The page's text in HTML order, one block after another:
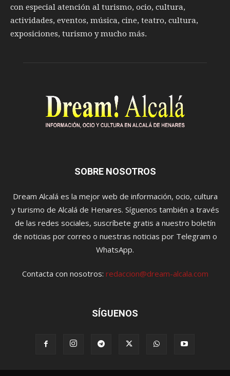
con especial atención al turismo, ocio, cultura,
actividades, eventos, música, cine, teatro, cultura,
exposiciones, turismo y mucho más.
SOBRE NOSOTROS
Dream Alcalá es la mejor web de información, ocio, cultura
y turismo de Alcalá de Henares. Síguenos también a través
de las redes sociales, suscríbete gratis a nuestro boletín
de noticias por correo o nuestras noticias por Telegram o
WhatsApp.
Contacta con nosotros: redaccion@dream-alcala.com
SÍGUENOS